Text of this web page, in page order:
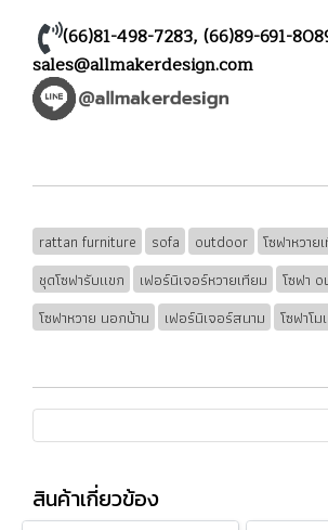
(66)81-498-7283, (66)89-691-
sales@allmakerdesign.com
rattan furniture sofa outdoor
โซฟาหวาย
ชุดโซฟารับแขก
เฟอร์นิเจอร์หวายเทียม
โซฟา
โซฟาหวาย นอกบ้าน
เฟอร์นิเจอร์สนาม โซฟาโม
สินค้าเกี่ยวข้อง